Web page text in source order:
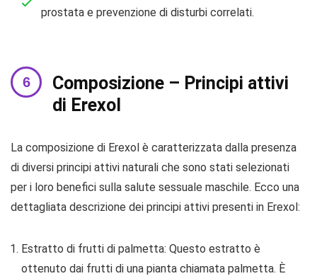
prostata e prevenzione di disturbi correlati.
Composizione – Principi attivi
di Erexol
La composizione di Erexol è caratterizzata dalla presenza
di diversi principi attivi naturali che sono stati selezionati
per i loro benefici sulla salute sessuale maschile. Ecco una
dettagliata descrizione dei principi attivi presenti in Erexol:
Estratto di frutti di palmetta: Questo estratto è
ottenuto dai frutti di una pianta chiamata palmetta. È